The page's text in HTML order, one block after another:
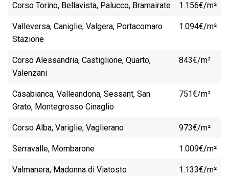
Corso Torino, Bellavista, Palucco, Bramairate 1.156€/m²
Valleversa, Caniglie, Valgera, Portacomaro
Stazione
1.094€/m²
Corso Alessandria, Castiglione, Quarto,
Valenzani
843€/m²
Casabianca, Valleandona, Sessant, San
Grato, Montegrosso Cinaglio
751€/m²
Corso Alba, Variglie, Vaglierano 973€/m²
Serravalle, Mombarone 1.009€/m²
Valmanera, Madonna di Viatosto 1.133€/m²